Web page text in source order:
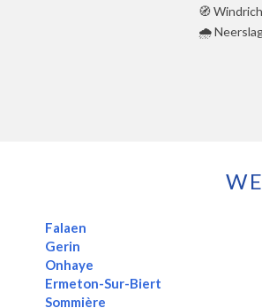
🧭
🌧️
Falaen
Gerin
Onhaye
Ermeton-Sur-Biert
Sommière